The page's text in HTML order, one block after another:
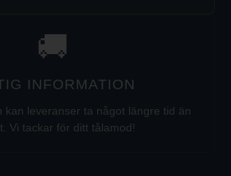
🚚
INFORMATION
kan leveranser ta något längre tid än
Vi tackar för ditt tålamod!